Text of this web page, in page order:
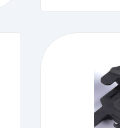
지 않으며,
공기의 투과
로 인해
HDPE를 최